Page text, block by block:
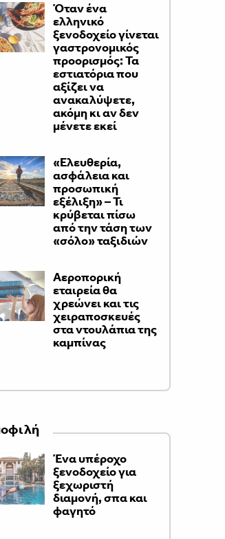
Όταν ένα
ελληνικό
ξενοδοχείο γίνεται
γαστρονομικός
προορισμός: Τα
εστιατόρια που
αξίζει να
ανακαλύψετε,
ακόμη κι αν δεν
μένετε εκεί
«Ελευθερία,
ασφάλεια και
προσωπική
εξέλιξη» – Τι
κρύβεται πίσω
από την τάση των
«σόλο» ταξιδιών
Αεροπορική
εταιρεία θα
χρεώνει και τις
χειραποσκευές
στα ντουλάπια της
καμπίνας
Ένα υπέροχο
ξενοδοχείο για
ξεχωριστή
διαμονή, σπα και
φαγητό